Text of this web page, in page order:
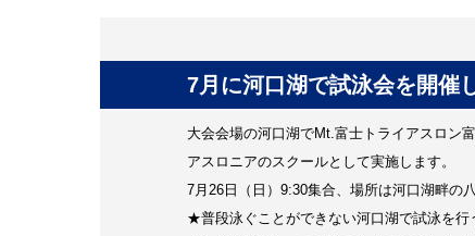
7月に河口湖で試泳会を開催
大会会場の河口湖でMt.富士トライアスロン
アスロニアのスクールとして実施します。
7月26日（日）9:30集合、場所は河口湖畔の
★普段泳ぐことができない河口湖で試泳を行